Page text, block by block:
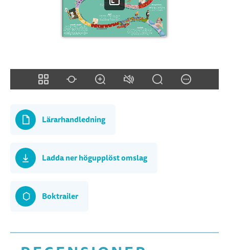
Lärarhandledning
Ladda ner högupplöst omslag
Boktrailer